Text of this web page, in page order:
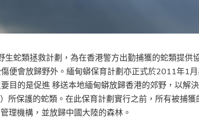
蛇類拯救計劃，為在香港警方出勤捕獲的蛇類提供
便會放歸野外。緬甸蟒保育計劃亦正式於2011年1
目的是促進 移送本地緬甸蟒放歸香港的郊野，以解
所保護的蛇類。在此保育計劃實行之前，所有被捕
理機構，並放歸中國大陸的森林。